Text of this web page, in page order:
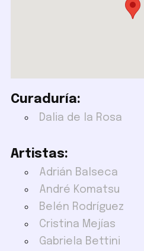
Curaduría:
Dalia de la Rosa
Artistas:
Adrián Balseca
André Komatsu
Belén Rodríguez
Cristina Mejías
Gabriela Bettini